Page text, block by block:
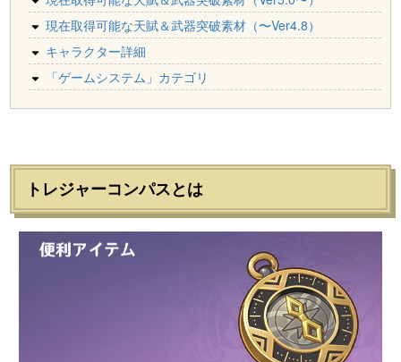
現在取得可能な天賦＆武器突破素材（〜Ver4.8）
キャラクター詳細
「ゲームシステム」カテゴリ
トレジャーコンパスとは